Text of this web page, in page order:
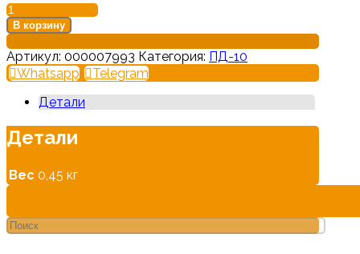
Количество
товара
Карбюратор
11.1107011
ПД-10+Ремкомплект
карбюратора
П-10УД
иглой)
В корзину
Артикул: 000007993 Категория: ПД-10
Whatsapp
Telegram
Детали
Детали
Вес 0,45 кг